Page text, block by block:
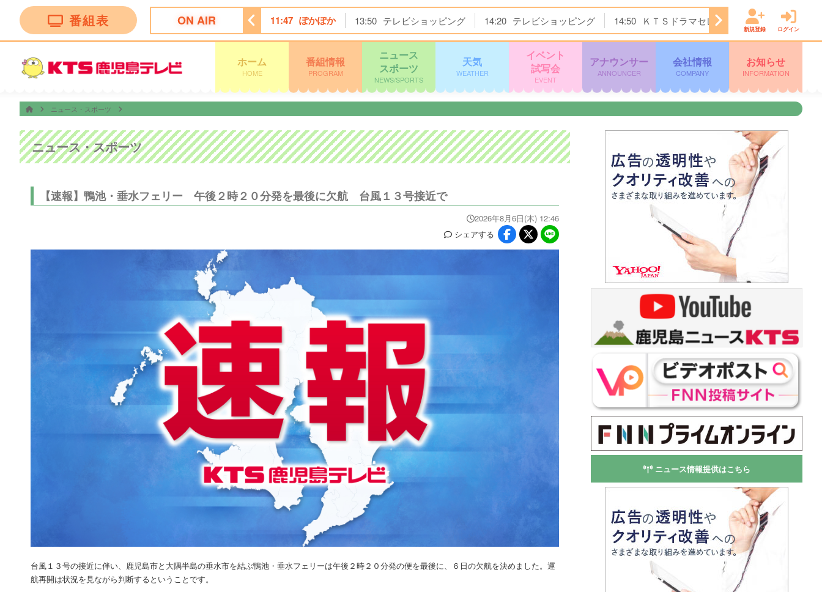
番組表 ON AIR
ごしま 11:30 ＦＮＮ Ｌｉｖｅ Ｎｅｗｓ ｄａｙｓ 11:47 ぽかぽか 13:50 テレビショッピング 14:20 テレビショッピング 14:50 ＫＴＳドラマセレクション 15:45
新規登録 ログイン
ホーム
HOME
番組情報
PROGRAM
ニュース
スポーツ
NEWS/SPORTS
天気
WEATHER
イベント
試写会
EVENT
アナウンサー
ANNOUNCER
会社情報
COMPANY
お知らせ
INFORMATION
ニュース・スポーツ
ニュース・スポーツ
【速報】鴨池・垂水フェリー 午後２時２０分発を最後に欠航 台風１３号接近で
2026年8月6日(木) 12:46
シェアする
台風１３号の接近に伴い、鹿児島市と大隅半島の垂水市を結ぶ鴨池・垂水フェリーは午後２時２０分発の便を最後に、６日の欠航を決めました。運
航再開は状況を見ながら判断するということです。
ニュース情報提供はこちら